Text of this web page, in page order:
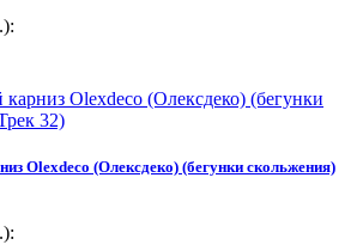
Olexdeco (Олексдеко) (бегунки скольжения)